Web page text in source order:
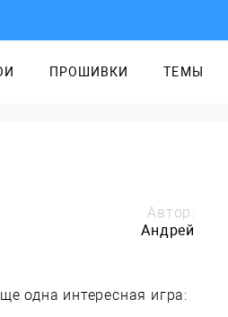
ПРОШИВКИ ТЕМЫ
Автор:
Андрей
одна интересная игра: